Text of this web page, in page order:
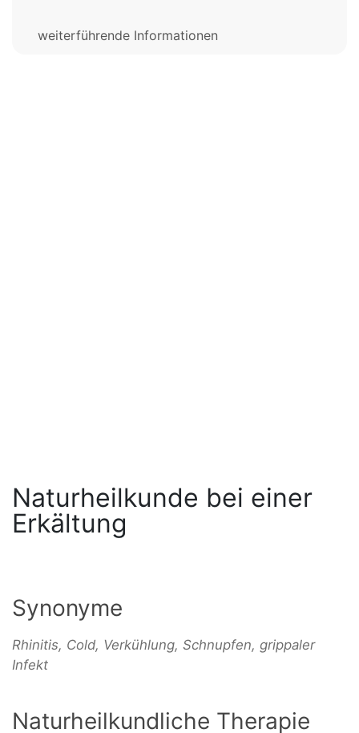
weiterführende Informationen
Naturheilkunde bei einer
Erkältung
Synonyme
Rhinitis, Cold, Verkühlung, Schnupfen, grippaler
Infekt
Naturheilkundliche Therapie